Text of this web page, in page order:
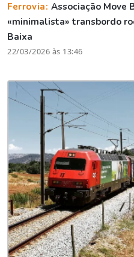
Ferrovia:Associação Move
«minimalista» transbordo
Baixa
22/03/2026 às 13:46